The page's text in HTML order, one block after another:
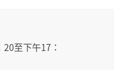
至下午17：